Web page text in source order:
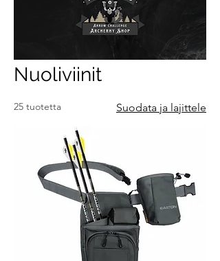
Nuoliviinit
25 tuotetta Suodata ja lajittele